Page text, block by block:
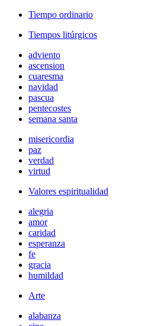
Tiempo ordinario
Tiempos litúrgicos
adviento
ascension
cuaresma
navidad
pascua
pentecostes
semana santa
misericordia
paz
verdad
virtud
Valores espiritualidad
alegria
amor
caridad
esperanza
fe
gracia
humildad
Arte
alabanza